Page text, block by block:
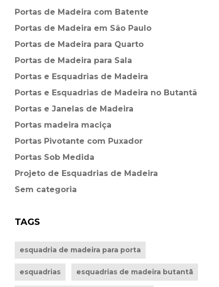
Portas de Madeira com Batente
Portas de Madeira em São Paulo
Portas de Madeira para Quarto
Portas de Madeira para Sala
Portas e Esquadrias de Madeira
Portas e Esquadrias de Madeira no Butantã
Portas e Janelas de Madeira
Portas madeira maciça
Portas Pivotante com Puxador
Portas Sob Medida
Projeto de Esquadrias de Madeira
Sem categoria
TAGS
esquadria de madeira para porta
esquadrias esquadrias de madeira butantã